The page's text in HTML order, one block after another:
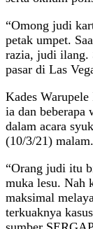
“Omong judi
petak umpet.
razia, judi ilang.
pasar di Las
Kades
ia dan beberapa
dalam acara
(10/3/21) malam.
“Orang judi itu
muka lesu. Nah
maksimal
terkuaknya